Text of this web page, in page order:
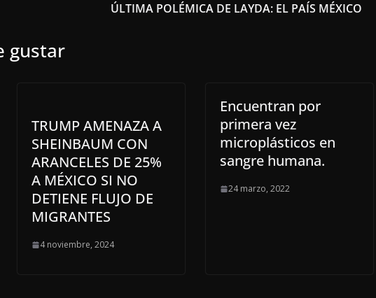
ÚLTIMA POLÉMICA DE LAYDA: EL PAÍS MÉXICO
gustar
TRUMP AMENAZA A
SHEINBAUM CON
ARANCELES DE 25%
A MÉXICO SI NO
DETIENE FLUJO DE
MIGRANTES
4 noviembre, 2024
Encuentran por
primera vez
microplásticos en
sangre humana.
24 marzo, 2022